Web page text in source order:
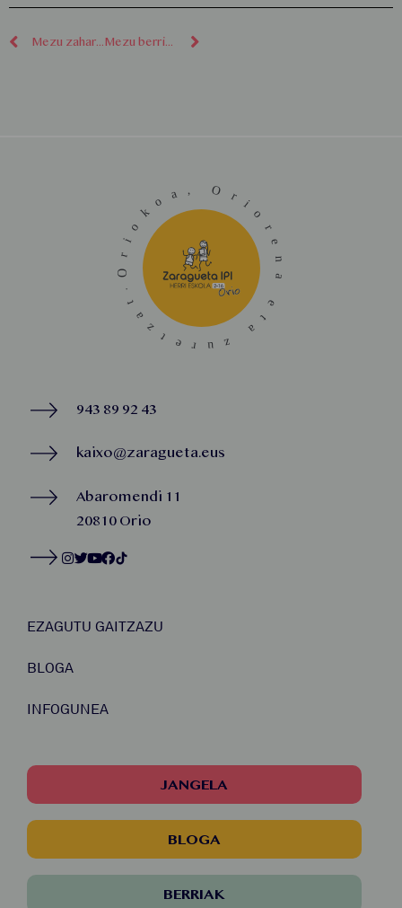
Mezu zaharragoak Mezu berriagoak
943 89 92 43
kaixo@zaragueta.eus
Abaromendi 11
20810 Orio
EZAGUTU GAITZAZU
BLOGA
INFOGUNEA
JANGELA
BLOGA
BERRIAK